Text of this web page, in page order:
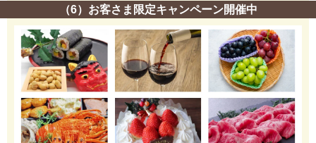
（6）お客さま限定キャンペーン開催中